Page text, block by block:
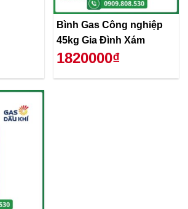
Bình Gas Công nghiệp
45kg Gia Đình Xám
1820000₫